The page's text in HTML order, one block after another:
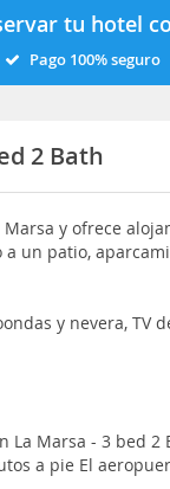
tu hotel
Pago 100% seguro
2 Bath
y ofrece
a un patio,
y nevera, TV
La Marsa - 3 bed 2
a pie El